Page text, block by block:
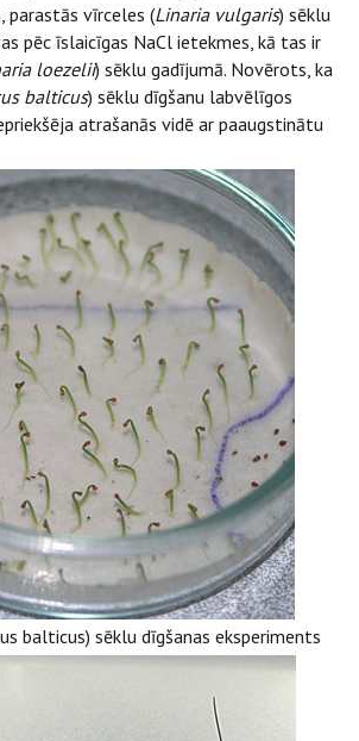
parastās vīrceles (Linaria vulgaris) sēklu
pēc īslaicīgas NaCl ietekmes, kā tas ir
loezelii) sēklu gadījumā. Novērots, ka
balticus) sēklu dīgšanu labvēlīgos
atrašanās vidē ar paaugstinātu
balticus) sēklu dīgšanas eksperiments